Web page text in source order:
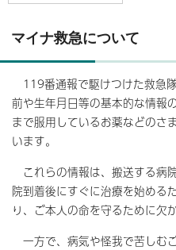
マイナ救急について
119番通報で駆けつけた救急
前や生年月日等の基本的な情報
まで服用しているお薬などのさ
います。
これらの情報は、搬送する病
院到着後にすぐに治療を始める
り、ご本人の命を守るために欠
一方で、病気や怪我で苦しむ